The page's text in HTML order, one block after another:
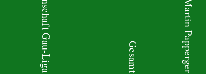
1. Mannschaft Gau-Liga Gesamt Martin Papperger